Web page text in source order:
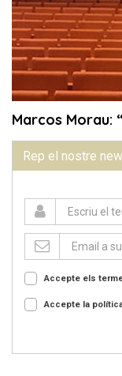
Rep el nostre
Accepte els
Accepte la